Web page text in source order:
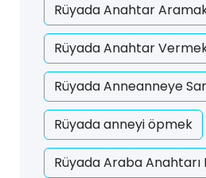
Rüyada Anahtar
Rüyada Anahtar
Rüyada Anneanneye
Rüyada anneyi öpmek
Rüyada Araba